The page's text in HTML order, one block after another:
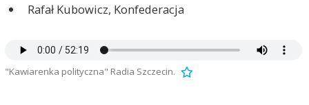
Rafał Kubowicz, Konfederacja
"Kawiarenka polityczna" Radia Szczecin.